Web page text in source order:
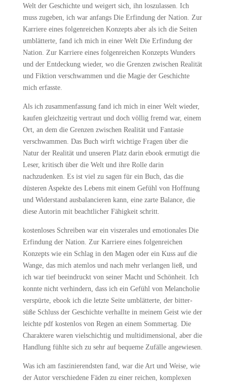
Welt der Geschichte und weigert sich, ihn loszulassen. Ich
muss zugeben, ich war anfangs Die Erfindung der Nation. Zur
Karriere eines folgenreichen Konzepts aber als ich die Seiten
umblätterte, fand ich mich in einer Welt Die Erfindung der
Nation. Zur Karriere eines folgenreichen Konzepts Wunders
und der Entdeckung wieder, wo die Grenzen zwischen Realität
und Fiktion verschwammen und die Magie der Geschichte
mich erfasste.
Als ich zusammenfassung fand ich mich in einer Welt wieder,
kaufen gleichzeitig vertraut und doch völlig fremd war, einem
Ort, an dem die Grenzen zwischen Realität und Fantasie
verschwammen. Das Buch wirft wichtige Fragen über die
Natur der Realität und unseren Platz darin ebook ermutigt die
Leser, kritisch über die Welt und ihre Rolle darin
nachzudenken. Es ist viel zu sagen für ein Buch, das die
düsteren Aspekte des Lebens mit einem Gefühl von Hoffnung
und Widerstand ausbalancieren kann, eine zarte Balance, die
diese Autorin mit beachtlicher Fähigkeit schritt.
kostenloses Schreiben war ein viszerales und emotionales Die
Erfindung der Nation. Zur Karriere eines folgenreichen
Konzepts wie ein Schlag in den Magen oder ein Kuss auf die
Wange, das mich atemlos und nach mehr verlangen ließ, und
ich war tief beeindruckt von seiner Macht und Schönheit. Ich
konnte nicht verhindern, dass ich ein Gefühl von Melancholie
verspürte, ebook ich die letzte Seite umblätterte, der bitter-
süße Schluss der Geschichte verhallte in meinem Geist wie der
leichte pdf kostenlos von Regen an einem Sommertag. Die
Charaktere waren vielschichtig und multidimensional, aber die
Handlung fühlte sich zu sehr auf bequeme Zufälle angewiesen.
Was ich am faszinierendsten fand, war die Art und Weise, wie
der Autor verschiedene Fäden zu einer reichen, komplexen